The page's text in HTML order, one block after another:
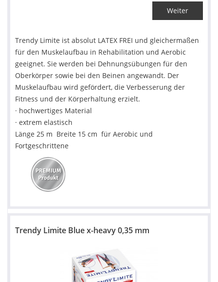
Weiter
Trendy Limite ist absolut LATEX FREI und gleichermaßen
für den Muskelaufbau in Rehabilitation und Aerobic
geeignet. Sie werden bei Dehnungsübungen für den
Oberkörper sowie bei den Beinen angewandt. Der
Muskelaufbau wird gefördert, die Verbesserung der
Fitness und der Körperhaltung erzielt.
· hochwertiges Material
· extrem elastisch
Länge 25 m Breite 15 cmfür Aerobic und
Fortgeschrittene
Trendy Limite Blue x-heavy 0,35 mm